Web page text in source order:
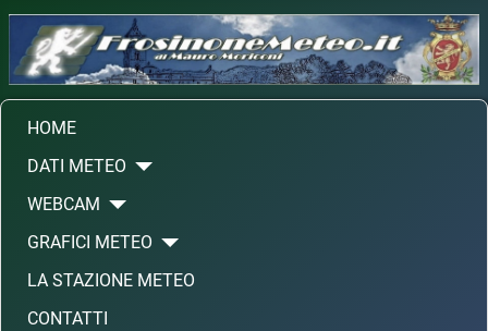
HOME
DATI METEO
WEBCAM
GRAFICI METEO
LA STAZIONE METEO
CONTATTI